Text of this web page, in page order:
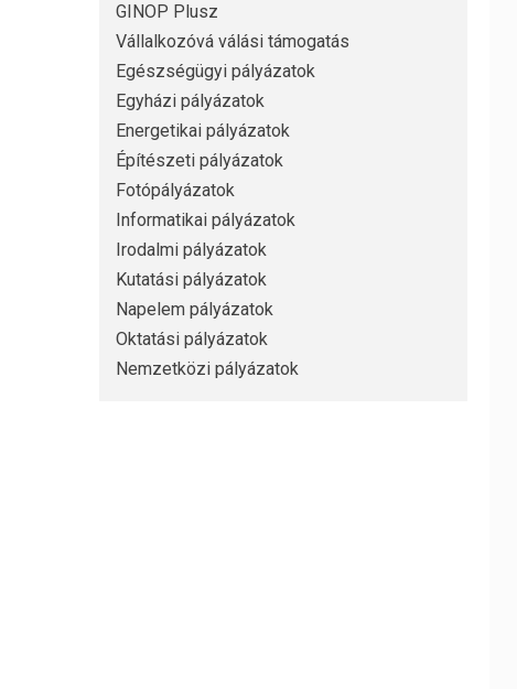
GINOP Plusz
Vállalkozóvá válási támogatás
Egészségügyi pályázatok
Egyházi pályázatok
Energetikai pályázatok
Építészeti pályázatok
Fotópályázatok
Informatikai pályázatok
Irodalmi pályázatok
Kutatási pályázatok
Napelem pályázatok
Oktatási pályázatok
Nemzetközi pályázatok